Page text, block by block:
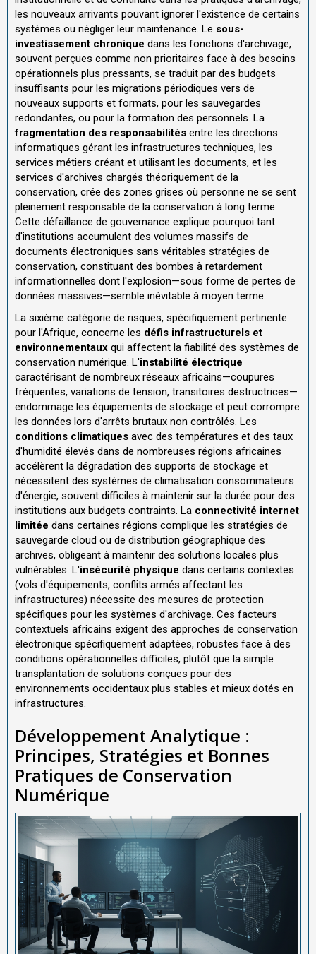
les nouveaux arrivants pouvant ignorer l'existence de certains
systèmes ou négliger leur maintenance. Le sous-
investissement chronique dans les fonctions d'archivage,
souvent perçues comme non prioritaires face à des besoins
opérationnels plus pressants, se traduit par des budgets
insuffisants pour les migrations périodiques vers de
nouveaux supports et formats, pour les sauvegardes
redondantes, ou pour la formation des personnels. La
fragmentation des responsabilités entre les directions
informatiques gérant les infrastructures techniques, les
services métiers créant et utilisant les documents, et les
services d'archives chargés théoriquement de la
conservation, crée des zones grises où personne ne se sent
pleinement responsable de la conservation à long terme.
Cette défaillance de gouvernance explique pourquoi tant
d'institutions accumulent des volumes massifs de
documents électroniques sans véritables stratégies de
conservation, constituant des bombes à retardement
informationnelles dont l'explosion—sous forme de pertes de
données massives—semble inévitable à moyen terme.
La sixième catégorie de risques, spécifiquement pertinente
pour l'Afrique, concerne les défis infrastructurels et
environnementaux qui affectent la fiabilité des systèmes de
conservation numérique. L'instabilité électrique
caractérisant de nombreux réseaux africains—coupures
fréquentes, variations de tension, transitoires destructrices—
endommage les équipements de stockage et peut corrompre
les données lors d'arrêts brutaux non contrôlés. Les
conditions climatiques avec des températures et des taux
d'humidité élevés dans de nombreuses régions africaines
accélèrent la dégradation des supports de stockage et
nécessitent des systèmes de climatisation consommateurs
d'énergie, souvent difficiles à maintenir sur la durée pour des
institutions aux budgets contraints. La connectivité internet
limitée dans certaines régions complique les stratégies de
sauvegarde cloud ou de distribution géographique des
archives, obligeant à maintenir des solutions locales plus
vulnérables. L'insécurité physique dans certains contextes
(vols d'équipements, conflits armés affectant les
infrastructures) nécessite des mesures de protection
spécifiques pour les systèmes d'archivage. Ces facteurs
contextuels africains exigent des approches de conservation
électronique spécifiquement adaptées, robustes face à des
conditions opérationnelles difficiles, plutôt que la simple
transplantation de solutions conçues pour des
environnements occidentaux plus stables et mieux dotés en
infrastructures.
Développement Analytique :
Principes, Stratégies et Bonnes
Pratiques de Conservation
Numérique